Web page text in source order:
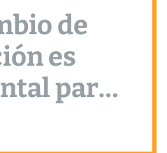
de
es
para